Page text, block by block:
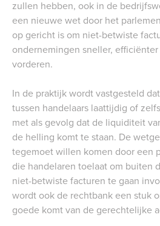
zullen hebben, ook in de
een nieuwe wet door het
op gericht is om niet-betwiste
ondernemingen sneller,
vorderen.
In de praktijk wordt vastgesteld
tussen handelaars laattijdig of
met als gevolg dat de liquiditeit
de helling komt te staan. De
tegemoet willen komen door een
die handelaren toelaat om buiten
niet-betwiste facturen te gaan
wordt ook de rechtbank een stuk
goede komt van de gerechtelijke